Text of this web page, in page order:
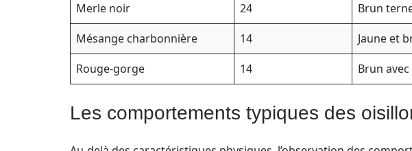
Merle noir 24 Brun
Mésange charbonnière
14 Jaune et
Rouge-gorge
14 Brun
Les comportements typiques des